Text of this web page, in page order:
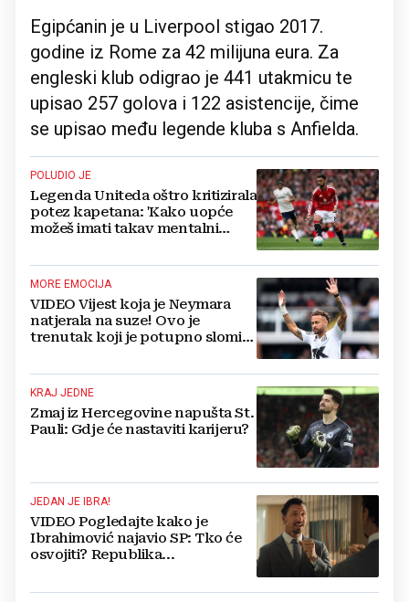
Egipćanin je u Liverpool stigao 2017.
godine iz Rome za 42 milijuna eura. Za
engleski klub odigrao je 441 utakmicu te
upisao 257 golova i 122 asistencije, čime
se upisao među legende kluba s Anfielda.
POLUDIO JE
Legenda Uniteda oštro kritizirala
potez kapetana: 'Kako uopće
možeš imati takav mentalni
MORE EMOCIJA
VIDEO Vijest koja je Neymara
natjerala na suze! Ovo je
trenutak koji je potupno slomio
KRAJ JEDNE
Zmaj iz Hercegovine napušta St.
Pauli: Gdje će nastaviti karijeru?
JEDAN JE IBRA!
VIDEO Pogledajte kako je
Ibrahimović najavio SP: Tko će
osvojiti? Republika...